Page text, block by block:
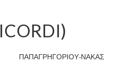
ΠΑΠΑΓΡΗΓΟΡΙΟΥ-ΝΑΚΑΣ